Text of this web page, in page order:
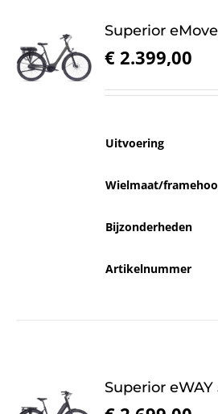
Superior
€ 2.399,00
Uitvoering
Wielmaat/
Bijzonderheden
Artikelnummer
Superior eWAY